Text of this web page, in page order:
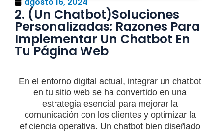
2. (Un Chatbot)Soluciones
Personalizadas: Razones Para
Implementar Un Chatbot En
Tu Página Web
En el entorno digital actual, integrar un chatbot
en tu sitio web se ha convertido en una
estrategia esencial para mejorar la
comunicación con los clientes y optimizar la
eficiencia operativa. Un chatbot bien diseñado